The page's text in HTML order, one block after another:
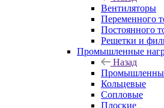
Вентиляторы
Переменного
Постоянного
Решетки и
Промышленные
Назад
Кольцевые
Сопловые
Плоские